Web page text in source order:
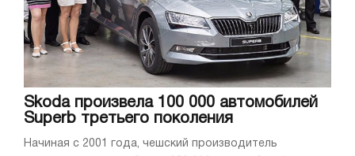
Skoda произвела 100 000 автомобилей
Superb третьего поколения
Начиная с 2001 года, чешский производитель